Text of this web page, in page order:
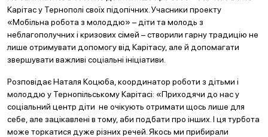
Карітас у Тернополі своїх підопічних. Учасники проекту
«Мобільна робота з молоддю» – діти та молодь з
неблагополучних і кризових сімей – створили гарну традицію не
лише отримувати допомогу від Карітасу, але й допомагати
звершувати важливі соціальні ініціативи.
Розповідає Наталя Коцюба, координатор роботи з дітьми і
молоддю у Тернопільському Карітасі: «Приходячи до нас у
соціальний центр діти не очікують отримати щось лише для
себе, але зацікавлені в тому, аби подбати про інших. І ця турбота
може торкатися дуже різних речей. Якось ми прибирали